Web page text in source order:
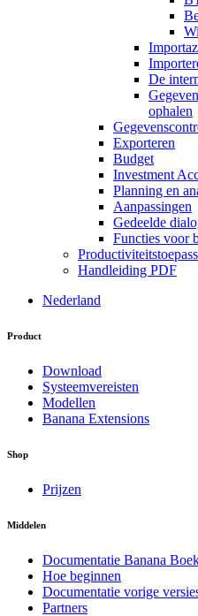
De
ophalen
Exporteren
Budget
Investment
Planning en
Aanpassingen
Gedeelde
Functies voor
Handleiding PDF
Nederland
Product
Download
Systeemvereisten
Modellen
Banana Extensions
Shop
Prijzen
Middelen
Documentatie Banana
Hoe beginnen
Documentatie vorige
Partners